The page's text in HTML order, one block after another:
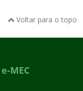
Voltar para o topo
MEC